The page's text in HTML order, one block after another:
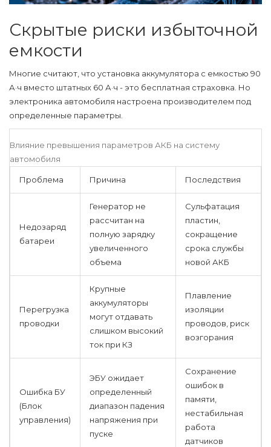
Скрытые риски избыточной
емкости
Многие считают, что установка аккумулятора с емкостью 90
А·ч вместо штатных 60 А·ч - это бесплатная страховка. Но
электроника автомобиля настроена производителем под
определенные параметры.
Влияние превышения параметров АКБ на систему
автомобиля
Проблема Причина Последствия
Недозаряд
батареи
Генератор не
рассчитан на
полную зарядку
увеличенного
объема
Сульфатация
пластин,
сокращение
срока службы
новой АКБ
Перегрузка
проводки
Крупные
аккумуляторы
могут отдавать
слишком высокий
ток при КЗ
Плавление
изоляции
проводов, риск
возгорания
Ошибка БУ
(Блок
управления)
ЭБУ ожидает
определенный
диапазон падения
напряжения при
пуске
Сохранение
ошибок в
памяти,
нестабильная
работа
датчиков